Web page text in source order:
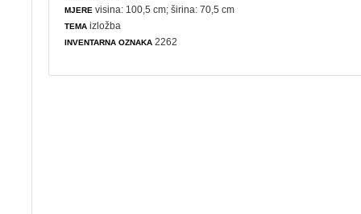
MJERE visina: 100,5 cm; širina: 70,5 cm
TEMA izložba
INVENTARNA OZNAKA 2262